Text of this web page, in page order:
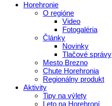
Horehronie
O regióne
Video
Fotogaléria
Články
Novinky
Tlačové správy
Mesto Brezno
Chute Horehronia
Regionálny produkt
Aktivity
Tipy na výlety
Leto na Horehroní